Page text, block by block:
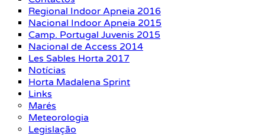
Regional Indoor Apneia 2016
Nacional Indoor Apneia 2015
Camp. Portugal Juvenis 2015
Nacional de Access 2014
Les Sables Horta 2017
Notícias
Horta Madalena Sprint
Links
Marés
Meteorologia
Legislação